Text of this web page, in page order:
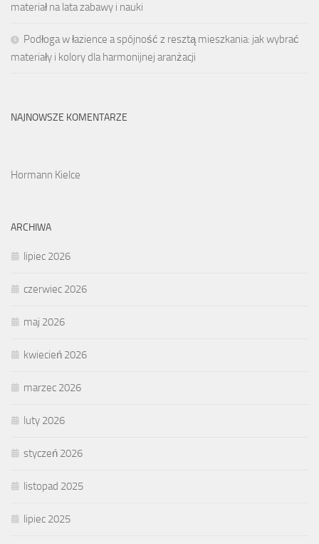
materiał na lata zabawy i nauki
Podłoga w łazience a spójność z resztą mieszkania: jak wybrać
materiały i kolory dla harmonijnej aranżacji
NAJNOWSZE KOMENTARZE
Hormann Kielce
ARCHIWA
lipiec 2026
czerwiec 2026
maj 2026
kwiecień 2026
marzec 2026
luty 2026
styczeń 2026
listopad 2025
lipiec 2025